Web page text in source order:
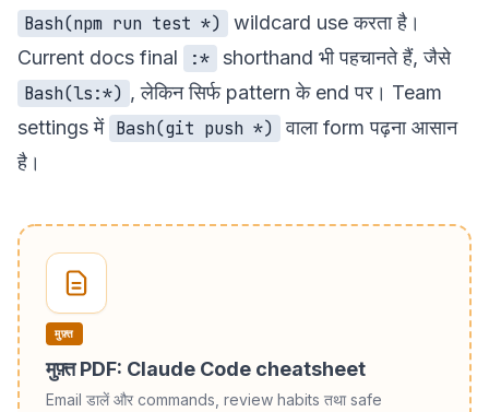
Bash(npm run test *)
wildcard use करता है।
Current docs final
:* shorthand भी पहचानते हैं, जैसे
Bash(ls:*) , लेकिन सिर्फ pattern के end पर। Team
settings में Bash(git push *) वाला form पढ़ना आसान
है।
मुफ़्त
मुफ़्त PDF: Claude Code cheatsheet
Email डालें और commands, review habits तथा safe